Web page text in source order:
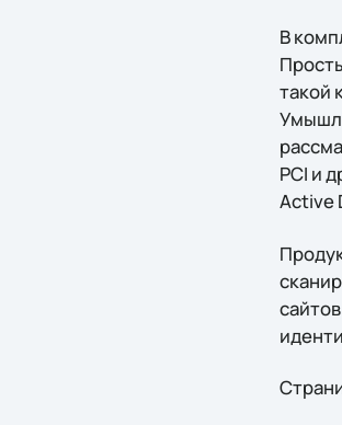
В
такой
PCI и
Active